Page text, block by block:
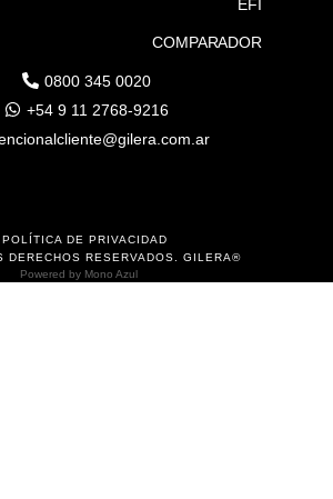
EFI
COMPARADOR
0800 345 0020
+54 9 11 2768-9216
POLÍTICA DE PRIVACIDAD
DERECHOS RESERVADOS. GILERA®
Powered by Mono Azul